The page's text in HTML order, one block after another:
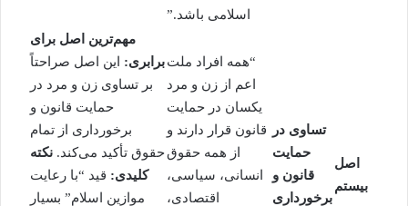
اسلامی باشد.”
اصل
بیستم
تساوی در
حمایت
قانون و
برخورداری
“همه افراد ملت
اعم از زن و مرد
یکسان در حمایت
قانون قرار دارند و
از همه حقوق
انسانی، سیاسی،
اقتصادی،
مهم‌ترین اصل برای
برابری: این اصل صراحتاً
بر تساوی زن و مرد در
حمایت قانون و
برخورداری از تمام
حقوق تأکید می‌کند. نکته
کلیدی: قید “با رعایت
موازین اسلام” بسیار